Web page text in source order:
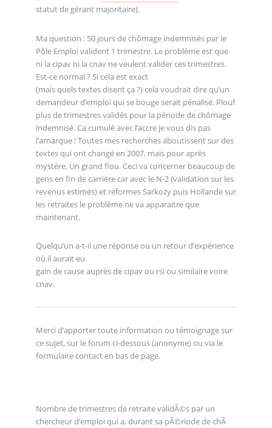
statut de gérant majoritaire).
Ma question : 50 jours de chômage indemnisés par le
Pôle Emploi valident 1 trimestre. Le problème est que
ni la cipav ni la cnav ne veulent valider ces trimestres.
Est-ce normal ? Si cela est exact
(mais quels textes disent ça ?) cela voudrait dire qu’un
demandeur d’emploi qui se bouge serait pénalisé. Plouf
plus de trimestres validés pour la période de chômage
indemnisé. Ca cumulé avec l’accre je vous dis pas
l’arnarque ! Toutes mes recherches aboutissent sur des
textes qui ont changé en 2007, mais pour après
mystère. Un grand flou. Ceci va concerner beaucoup de
gens en fin de carrière car avec le N-2 (validation sur les
revenus estimés) et réformes Sarkozy puis Hollande sur
les retraites le problème ne va apparaitre que
maintenant.
Quelqu’un a-t-il une réponse ou un retour d’expérience
où il aurait eu
gain de cause auprès de cipav ou rsi ou similaire voire
cnav.
Merci d’apporter toute information ou témoignage sur
ce sujet, sur le forum ci-dessous (anonyme) ou via le
formulaire contact en bas de page.
Nombre de trimestres de retraite validÃ©s par un
chercheur d’emploi qui a, durant sa pÃ©riode de chÃ